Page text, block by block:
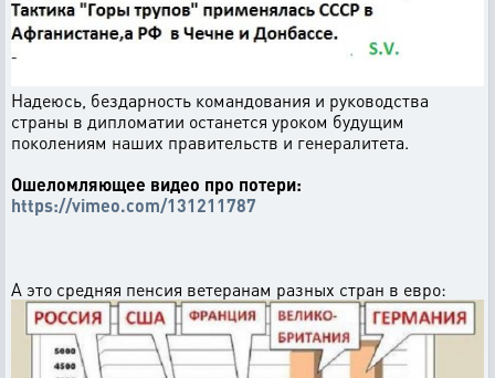
Надеюсь, бездарность командования и руководства
страны в дипломатии останется уроком будущим
поколениям наших правительств и генералитета.
Ошеломляющее видео про потери:
https://vimeo.com/131211787
А это средняя пенсия ветеранам разных стран в евро: